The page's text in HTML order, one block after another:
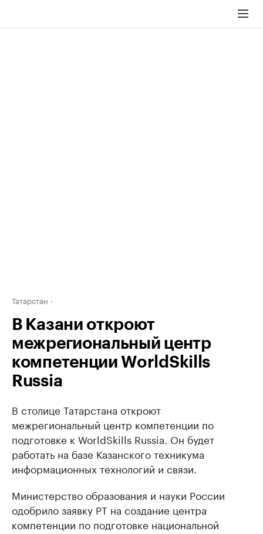
Татарстан
В Казани откроют
межрегиональный центр
компетенции WorldSkills
Russia
В столице Татарстана откроют
межрегиональный центр компетенции по
подготовке к WorldSkills Russia. Он будет
работать на базе Казанского техникума
информационных технологий и связи.
Министерство образования и науки России
одобрило заявку РТ на создание центра
компетенции по подготовке национальной